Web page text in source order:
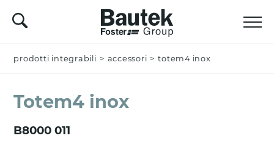
prodotti integrabili > accessori > totem4 inox
Totem4 inox
B8000 011
Nominativo *